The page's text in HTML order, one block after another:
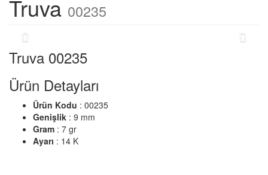
Truva 00235
Truva 00235
Ürün Detayları
Ürün Kodu : 00235
Genişlik : 9 mm
Gram : 7 gr
Ayarı : 14 K